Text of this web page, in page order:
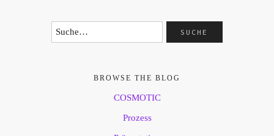
BROWSE THE BLOG
COSMOTIC
Prozess